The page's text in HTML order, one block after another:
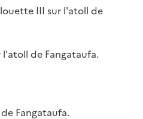
III sur l'atoll de
l'atoll de Fangataufa.
Fangataufa.